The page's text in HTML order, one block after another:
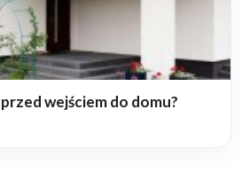
wejściem do domu?